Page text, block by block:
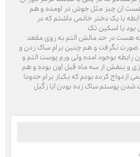
ان چیز مثل جوش در اومده و هم
با یک دختر خانمی داشتم که در
یا اسکین تک
هست در حد مالش التم به روی مقعد
صورت نگرفت و هم چنین برام ساک زدن و
بوجود امده ولی ورم پوست التم و
و بنفش از سه ماه قبل اون بوده و هم
ازدواج کرده بودم که یکبار برام حدودا
شدن پوستم ساک زده بودن آیا زگیل